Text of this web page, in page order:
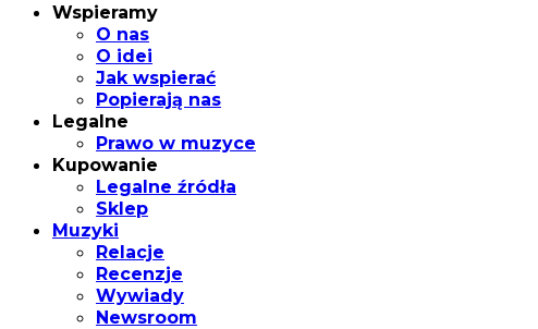
Wspieramy
O nas
O idei
Jak wspierać
Popierają nas
Legalne
Prawo w muzyce
Kupowanie
Legalne źródła
Sklep
Muzyki
Relacje
Recenzje
Wywiady
Newsroom